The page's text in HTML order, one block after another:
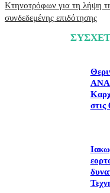
Κτηνοτρόφων για τη λήψη
συνδεδεμένης επιδότησης
στις